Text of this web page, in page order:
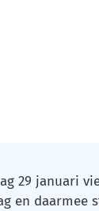
29 januari
en daarmee